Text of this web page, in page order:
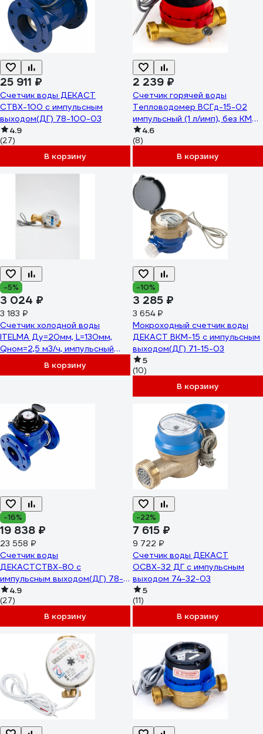
25 911 ₽
Счетчик воды ДЕКАСТ
СТВХ-100 с импульсным
выходом(ДГ) 78-100-03
4.9
(27)
В корзину
2 239 ₽
Счетчик горячей воды
Тепловодомер ВСГд-15-02
импульсный (1 л/имп), без КМЧ
R121-015-223-B54
4.6
(8)
В корзину
-5%
3 024 ₽
3 183 ₽
Счетчик холодной воды
ITELMA Ду=20мм, L=130мм,
Qном=2,5 м3/ч, импульсный
выход ГЕРКОН, вес импульса =1
л WFK24.E130-3-B-L-01-IP54
В корзину
-10%
3 285 ₽
3 654 ₽
Мокроходный счетчик воды
ДЕКАСТ ВКМ-15 с импульсным
выходом(ДГ) 71-15-03
5
(10)
В корзину
-16%
19 838 ₽
23 558 ₽
Счетчик воды
ДЕКАСТСТВХ-80 с
импульсным выходом(ДГ) 78-
80-03
4.9
(27)
В корзину
-22%
7 615 ₽
9 722 ₽
Счетчик воды ДЕКАСТ
ОСВХ-32 ДГ с импульсным
выходом 74-32-03
5
(11)
В корзину